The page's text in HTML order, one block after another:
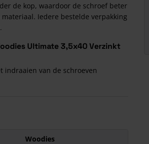
de kop, waardoor de schroef beter
Iedere bestelde verpakking
Ultimate 3,5x40 Verzinkt
indraaien van de schroeven
kop
Woodies